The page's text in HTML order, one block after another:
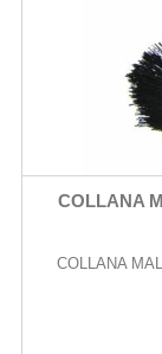
COLLANA
COLLANA